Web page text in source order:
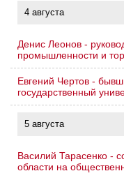
4 августа
Денис Леонов -
промышленности и
Евгений Чертов -
государственный
5 августа
Василий Тарасенко -
области на